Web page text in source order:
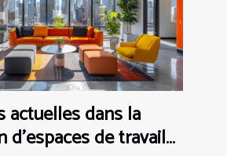
actuelles dans la
d'espaces de travail